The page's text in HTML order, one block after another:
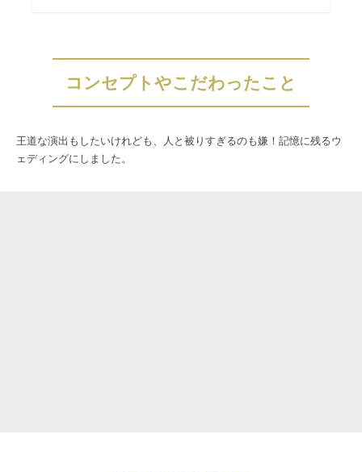
コンセプトやこだわったこと
王道な演出もしたいけれども、人と被りすぎるのも嫌！記憶に残るウ
ェディングにしました。